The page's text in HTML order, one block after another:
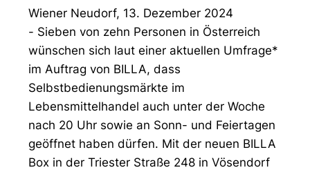
Wiener Neudorf, 13. Dezember 2024
- Sieben von zehn Personen in Österreich
wünschen sich laut einer aktuellen Umfrage*
im Auftrag von BILLA, dass
Selbstbedienungsmärkte im
Lebensmittelhandel auch unter der Woche
nach 20 Uhr sowie an Sonn- und Feiertagen
geöffnet haben dürfen. Mit der neuen BILLA
Box in der Triester Straße 248 in Vösendorf